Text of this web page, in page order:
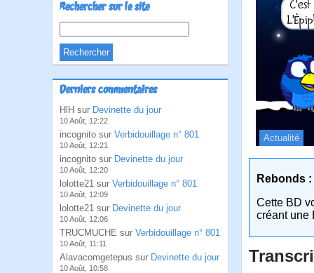
Rechercher sur le site
Derniers commentaires
HlH sur Devinette du jour
10 Août, 12:22
incognito sur Verbidouillage n° 801
10 Août, 12:21
incognito sur Devinette du jour
10 Août, 12:20
lolotte21 sur Verbidouillage n° 801
10 Août, 12:09
lolotte21 sur Devinette du jour
10 Août, 12:06
TRUCMUCHE sur Verbidouillage n° 801
10 Août, 11:11
Alavacomgetepus sur Devinette du jour
10 Août, 10:58
Actualité
Rebonds :
Cette BD
créant une